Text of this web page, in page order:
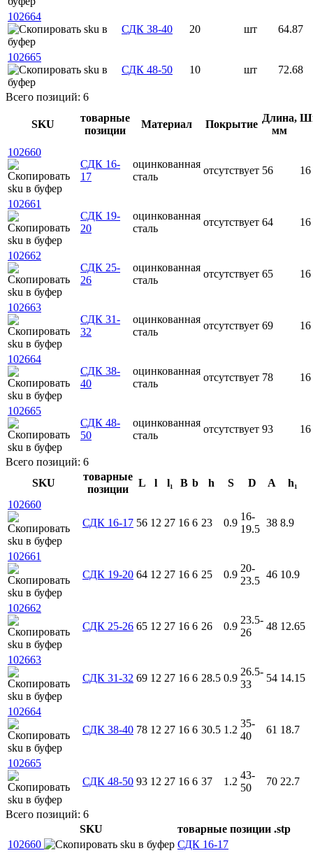
102664
СДК 38-40
20 шт 64.87
102665
СДК 48-50
10 шт 72.68
Всего позиций: 6
SKU
товарные
позиции
Материал Покрытие
Длина,
мм
102660
СДК 16-
17
оцинкованная
сталь
отсутствует 56 16
102661
СДК 19-
20
оцинкованная
сталь
отсутствует 64 16
102662
СДК 25-
26
оцинкованная
сталь
отсутствует 65 16
102663
СДК 31-
32
оцинкованная
сталь
отсутствует 69 16
102664
СДК 38-
40
оцинкованная
сталь
отсутствует 78 16
102665
СДК 48-
50
оцинкованная
сталь
отсутствует 93 16
Всего позиций: 6
SKU
товарные
позиции
L l l₁ B b h S D A
h₁
102660
СДК 16-17 56 12 27 16 6 23 0.9
16-
19.5
38 8.9
102661
СДК 19-20 64 12 27 16 6 25 0.9
20-
23.5
46 10.9
102662
СДК 25-26 65 12 27 16 6 26 0.9
23.5-
26
48 12.65
102663
СДК 31-32 69 12 27 16 6 28.5 0.9
26.5-
33
54 14.15
102664
СДК 38-40 78 12 27 16 6 30.5 1.2
35-
40
61 18.7
102665
СДК 48-50 93 12 27 16 6 37 1.2
43-
50
70 22.7
Всего позиций: 6
SKU
товарные позиции .stp
102660
СДК 16-17